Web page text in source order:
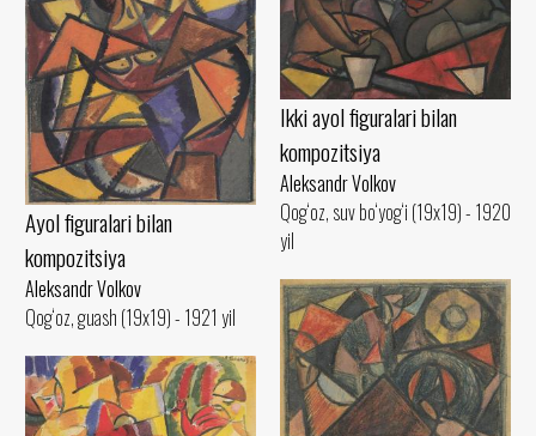
Ikki ayol figuralari bilan
kompozitsiya
Aleksandr Volkov
Qog‘oz, suv bo‘yog‘i (19x19) - 1920
yil
Ayol figuralari bilan
kompozitsiya
Aleksandr Volkov
Qog‘oz, guash (19x19) - 1921 yil